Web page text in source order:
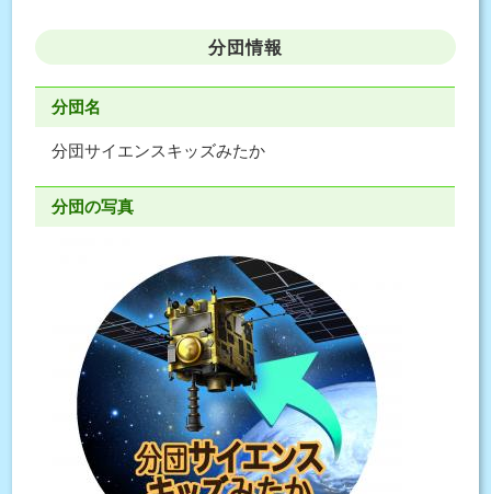
分団情報
分団名
分団サイエンスキッズみたか
分団の写真